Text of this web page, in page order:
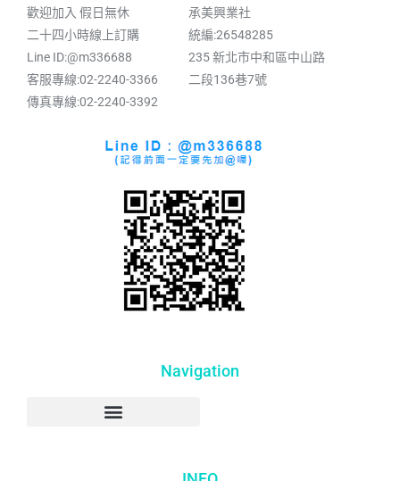
歡迎加入 假日無休
二十四小時線上訂購
Line ID:@m336688
客服專線:02-2240-3366
傳真專線:02-2240-3392
承美興業社
統編:26548285
235 新北市中和區中山路
二段136巷7號
Navigation